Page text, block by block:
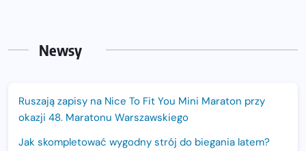
Newsy
Ruszają zapisy na Nice To Fit You Mini Maraton przy
okazji 48. Maratonu Warszawskiego
Jak skompletować wygodny strój do biegania latem?